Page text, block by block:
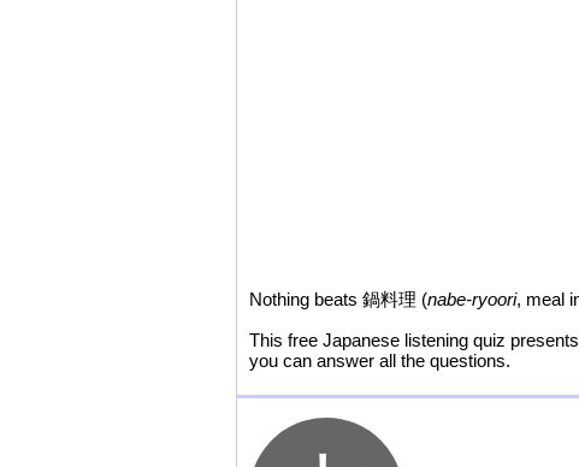
Nothing beats 鍋料理 (nabe-ryoori, meal
This free Japanese listening quiz
you can answer all the questions.